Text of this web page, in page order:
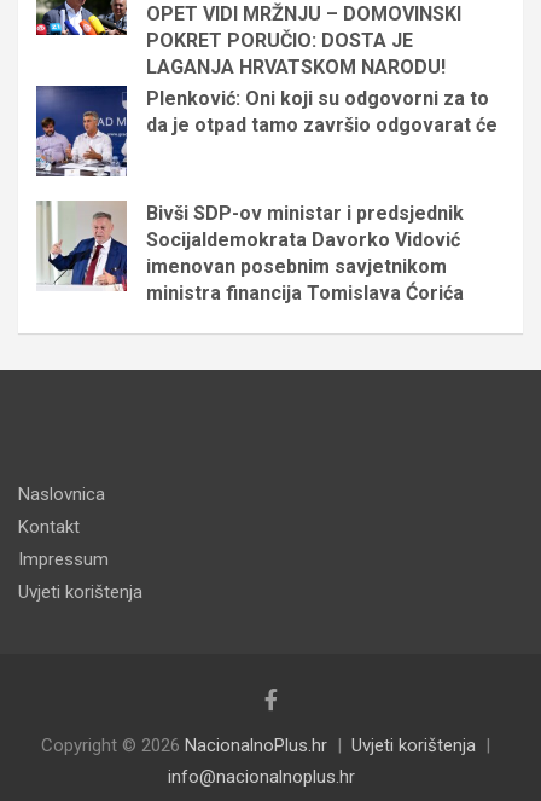
OPET VIDI MRŽNJU – DOMOVINSKI
POKRET PORUČIO: DOSTA JE
LAGANJA HRVATSKOM NARODU!
Plenković: Oni koji su odgovorni za to
da je otpad tamo završio odgovarat će
Bivši SDP-ov ministar i predsjednik
Socijaldemokrata Davorko Vidović
imenovan posebnim savjetnikom
ministra financija Tomislava Ćorića
Naslovnica
Kontakt
Impressum
Uvjeti korištenja
Copyright © 2026 NacionalnoPlus.hr
Uvjeti korištenja
info@nacionalnoplus.hr